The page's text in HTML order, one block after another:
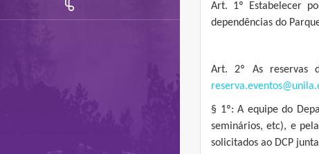
Art. 1º Estabelecer
dependências do
Art. 2º As reservas
§ 1º: A equipe do
seminários, etc), e
solicitados ao DCP